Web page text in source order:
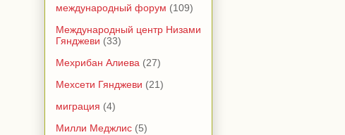
международный форум (109)
Международный центр Низами
Гянджеви (33)
Мехрибан Алиева (27)
Мехсети Гянджеви (21)
миграция (4)
Милли Меджлис (5)